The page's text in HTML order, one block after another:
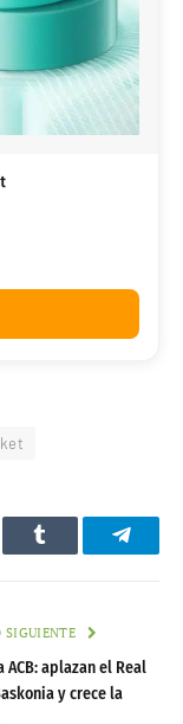
Tumblr
SIGUIENTE
ACB: aplazan el Real
y crece la